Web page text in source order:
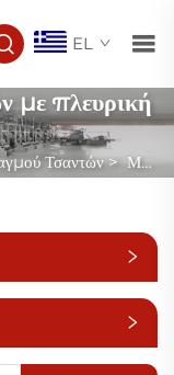
EL
με πλευρική
Τσαντών>Μηχανή κατασκευής τσαντών με πλευρική σφράγιση